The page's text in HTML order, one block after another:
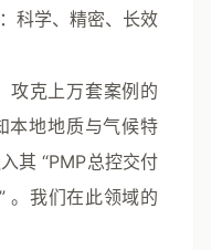
科学、精密、长效
攻克上万套案例的
本地地质与气候特
入其“PMP总控交付
。我们在此领域的